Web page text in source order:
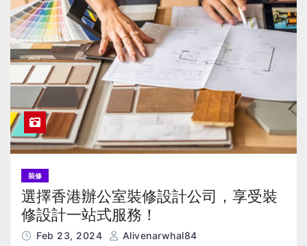
裝修
選擇香港辦公室裝修設計公司，享受裝
修設計一站式服務！
Feb 23, 2024 Alivenarwhal84